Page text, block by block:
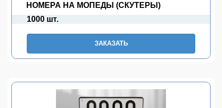
НОМЕРА НА МОПЕДЫ (СКУТЕРЫ)
1000 шт.
ЗАКАЗАТЬ